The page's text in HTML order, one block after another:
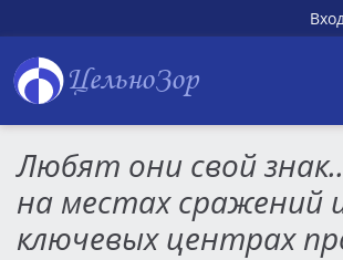
ЦельноЗор
Любят они свой
на местах сражений
ключевых центрах